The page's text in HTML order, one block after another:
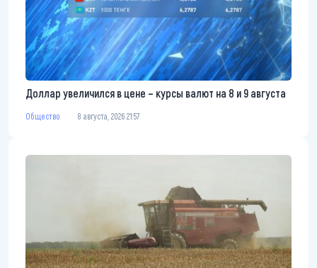
Доллар увеличился в цене – курсы валют на 8 и 9 августа
Общество 8 августа, 2026 21:57